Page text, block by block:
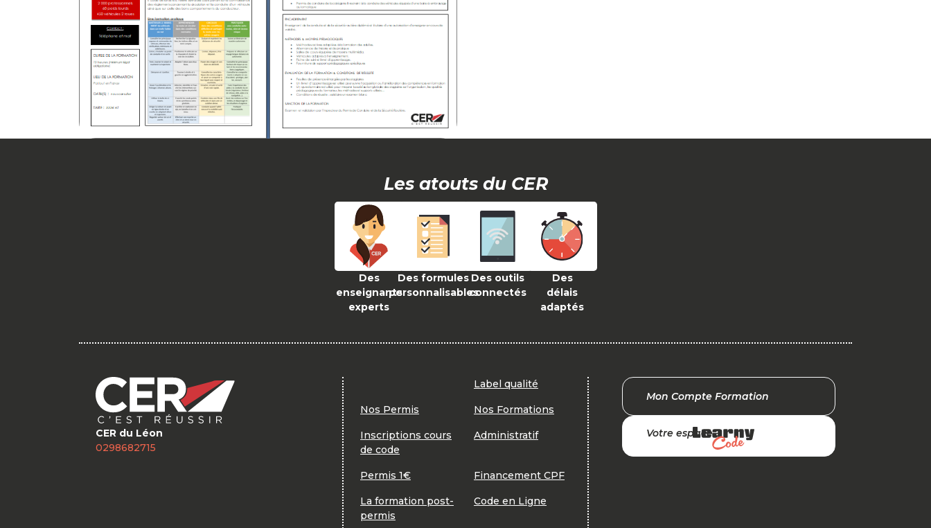
Les atouts du CER
Des
enseignants
experts
Des formules
personnalisables
Des outils
connectés
Des
délais
adaptés
CER du Léon
0298682715
Label qualité
Nos Permis Nos Formations
Inscriptions cours
de code
Administratif
Permis 1€ Financement CPF
La formation post-
permis
Code en Ligne
Mon Compte Formation
Votre espace